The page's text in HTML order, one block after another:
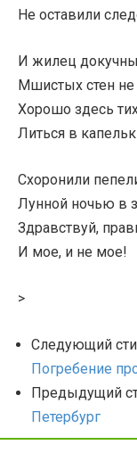
Не оставили
И жилец
Мшистых стен не
Хорошо здесь
Литься в
Схоронили
Лунной ночью в
Здравствуй,
И мое, и не мое!
>
Следующий
Погребение
Предыдущий
Петербург